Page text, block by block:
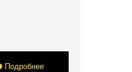
Подробнее